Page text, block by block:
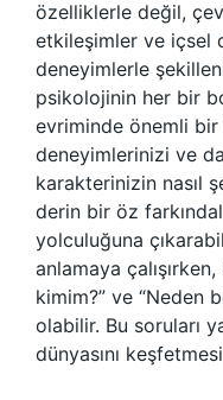
özelliklerle değil,
etkileşimler ve içsel
deneyimlerle
psikolojinin her bir
evriminde önemli
deneyimlerinizi ve
karakterinizin nasıl
derin bir öz
yolculuğuna
anlamaya
kimim?” ve “Neden
olabilir. Bu soruları
dünyasını